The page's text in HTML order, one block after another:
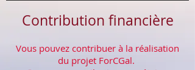
Contribution financière
Vous pouvez contribuer à la réalisation
du projet ForCGal.